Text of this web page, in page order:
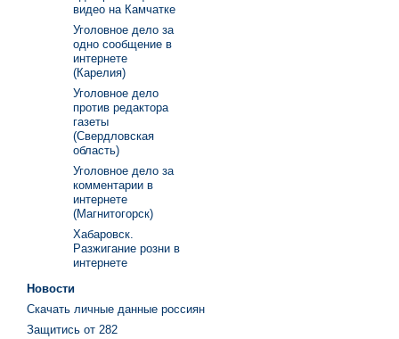
видео на Камчатке
Уголовное дело за
одно сообщение в
интернете
(Карелия)
Уголовное дело
против редактора
газеты
(Свердловская
область)
Уголовное дело за
комментарии в
интернете
(Магнитогорск)
Хабаровск.
Разжигание розни в
интернете
Новости
Скачать личные данные россиян
Защитись от 282